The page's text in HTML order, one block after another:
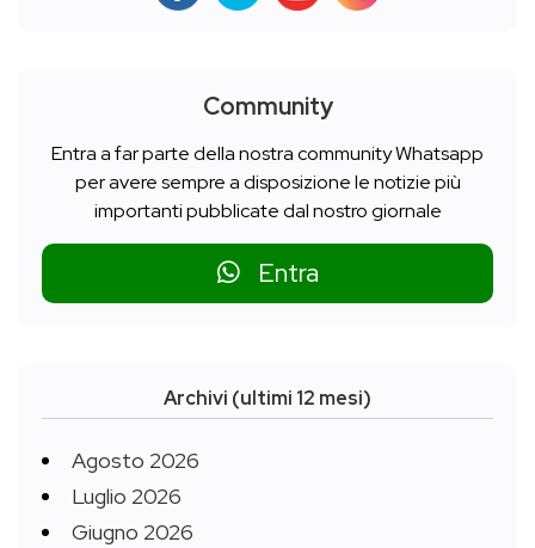
Community
Entra a far parte della nostra community Whatsapp
per avere sempre a disposizione le notizie più
importanti pubblicate dal nostro giornale
Entra
Archivi (ultimi 12 mesi)
Agosto 2026
Luglio 2026
Giugno 2026